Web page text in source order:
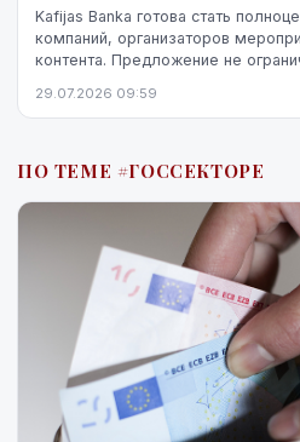
Kafijas Banka готова стать
компаний, организаторов
контента. Предложение не
29.07.2026 09:59
ПО ТЕМЕ #ГОССЕКТОРЕ